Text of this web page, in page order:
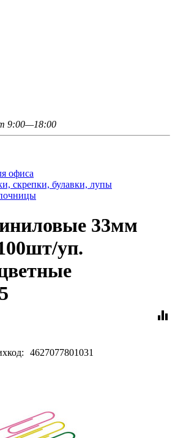
9:00—18:00
офиса
скрепки, булавки, лупы
33мм
уп.
equalizer
4627077801031